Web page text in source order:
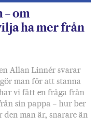
– om
ha mer från
Allan Linnér svarar
man för att stanna
vi fått en fråga från
sin pappa – hur ber
man är, snarare än